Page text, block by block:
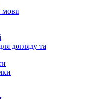
мови
догляду та